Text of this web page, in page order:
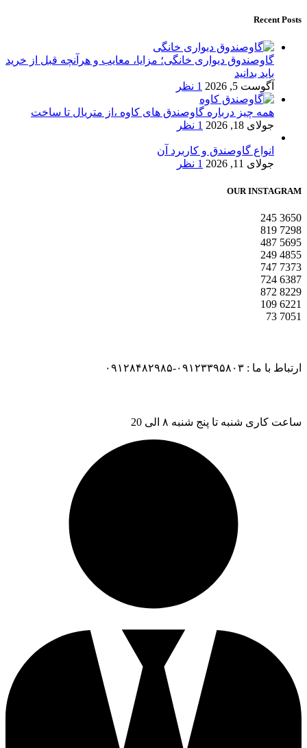
Recent Posts
گاوصندوق دیواری خانگی؛ مزایا، معایب و هرآنچه قبل از خرید
باید بدانید
آگوست 5, 2026
1 نظر
همه چیز درباره گاوصندق های کاوه ،از متریال تا ساخت
جولای 18, 2026
1 نظر
انواع گاوصندق و کاربرد آن
جولای 11, 2026
1 نظر
OUR INSTAGRAM
3650
245
7298
819
5695
487
4855
249
7373
747
6387
724
8229
872
6221
109
7051
73
ارتباط با ما : ۰۹۱۲۳۳۹۵۸۰۳-۰۹۱۲۸۴۸۲۹۸۵
ساعت کاری شنبه تا پنج شنبه ۸ الی 20